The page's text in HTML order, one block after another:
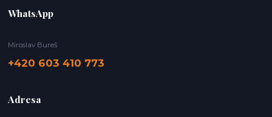
WhatsApp
Miroslav Bureš
+420 603 410 773
Adresa